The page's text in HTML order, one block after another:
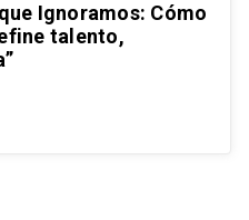
Ignoramos: Cómo
talento,